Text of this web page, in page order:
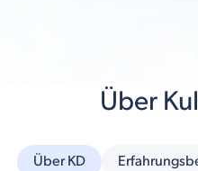
Über
Über KD